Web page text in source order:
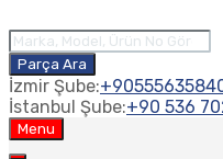
Products
search
Parça Ara
İzmir Şube:
İstanbul Şube:+90 536
Skip
to
Menu